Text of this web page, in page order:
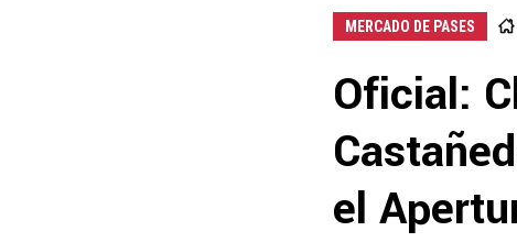
MERCADO DE PASES
Oficial:
el